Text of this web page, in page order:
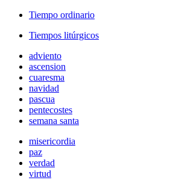
Tiempo ordinario
Tiempos litúrgicos
adviento
ascension
cuaresma
navidad
pascua
pentecostes
semana santa
misericordia
paz
verdad
virtud